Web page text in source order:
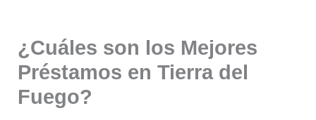
¿Cuáles son los Mejores
Préstamos en Tierra del
Fuego?